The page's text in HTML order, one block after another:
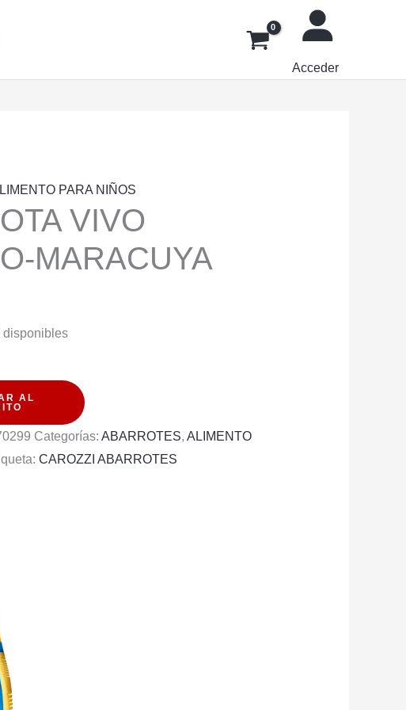
Acceder
PARA NIÑOS
VIVO
MARACUYA
disponibles
AL
Categorías:ABARROTES,ALIMENTO
CAROZZI ABARROTES